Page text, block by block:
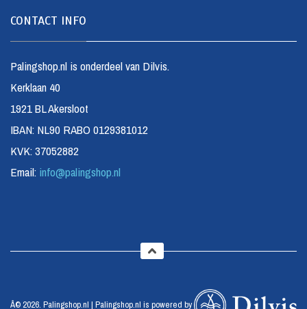
CONTACT INFO
Palingshop.nl is onderdeel van Dilvis.
Kerklaan 40
1921 BL Akersloot
IBAN: NL90 RABO 0129381012
KVK: 37052882
Email: info@palingshop.nl
Â© 2026. Palingshop.nl | Palingshop.nl is powered by